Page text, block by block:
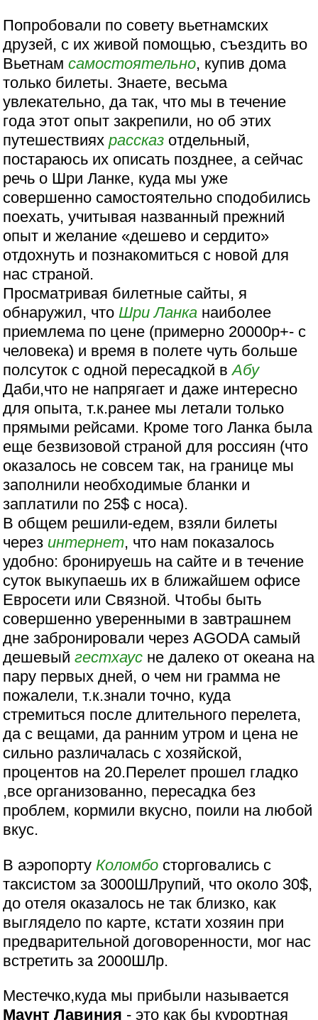
Попробовали по совету вьетнамских
друзей, с их живой помощью, съездить во
Вьетнамсамостоятельно, купив дома
только билеты. Знаете, весьма
увлекательно, да так, что мы в течение
года этот опыт закрепили, но об этих
путешествияхрассказ отдельный,
постараюсь их описать позднее, а сейчас
речь о Шри Ланке, куда мы уже
совершенно самостоятельно сподобились
поехать, учитывая названный прежний
опыт и желание «дешево и сердито»
отдохнуть и познакомиться с новой для
нас страной.
Просматривая билетные сайты, я
обнаружил, чтоШри Ланка наиболее
приемлема по цене (примерно 20000р+- с
человека) и время в полете чуть больше
полсуток с одной пересадкой вАбу
Даби,что не напрягает и даже интересно
для опыта, т.к.ранее мы летали только
прямыми рейсами. Кроме того Ланка была
еще безвизовой страной для россиян (что
оказалось не совсем так, на границе мы
заполнили необходимые бланки и
заплатили по 25$ с носа).
В общем решили-едем, взяли билеты
через интернет, что нам показалось
удобно: бронируешь на сайте и в течение
суток выкупаешь их в ближайшем офисе
Евросети или Связной. Чтобы быть
совершенно уверенными в завтрашнем
дне забронировали через AGODA самый
дешевыйгестхаус не далеко от океана на
пару первых дней, о чем ни грамма не
пожалели, т.к.знали точно, куда
стремиться после длительного перелета,
да с вещами, да ранним утром и цена не
сильно различалась с хозяйской,
процентов на 20.Перелет прошел гладко
,все организованно, пересадка без
проблем, кормили вкусно, поили на любой
вкус.
В аэропорту Коломбо сторговались с
таксистом за 3000ШЛрупий, что около 30$,
до отеля оказалось не так близко, как
выглядело по карте, кстати хозяин при
предварительной договоренности, мог нас
встретить за 2000ШЛр.
Местечко,куда мы прибыли называется
Маунт Лавиния - это как бы курортная